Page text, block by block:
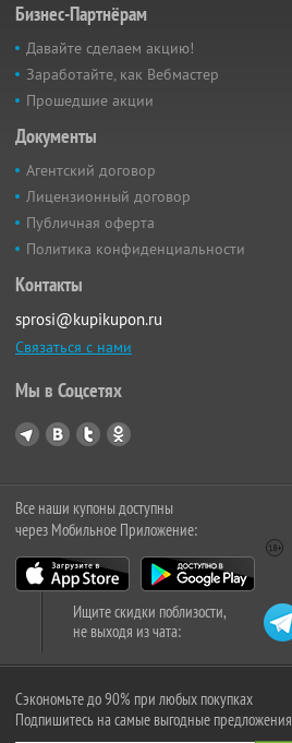
Бизнес-Партнёрам
Давайте сделаем акцию!
Заработайте, как Вебмастер
Прошедшие акции
Документы
Агентский договор
Лицензионный договор
Публичная оферта
Политика конфиденциальности
Контакты
sprosi@kupikupon.ru
Связаться с нами
Мы в Соцсетях
Все наши купоны доступны
через Мобильное Приложение:
Ищите скидки поблизости,
не выходя из чата:
Сэкономьте до 90% при любых покупках
Подпишитесь на самые выгодные предложения